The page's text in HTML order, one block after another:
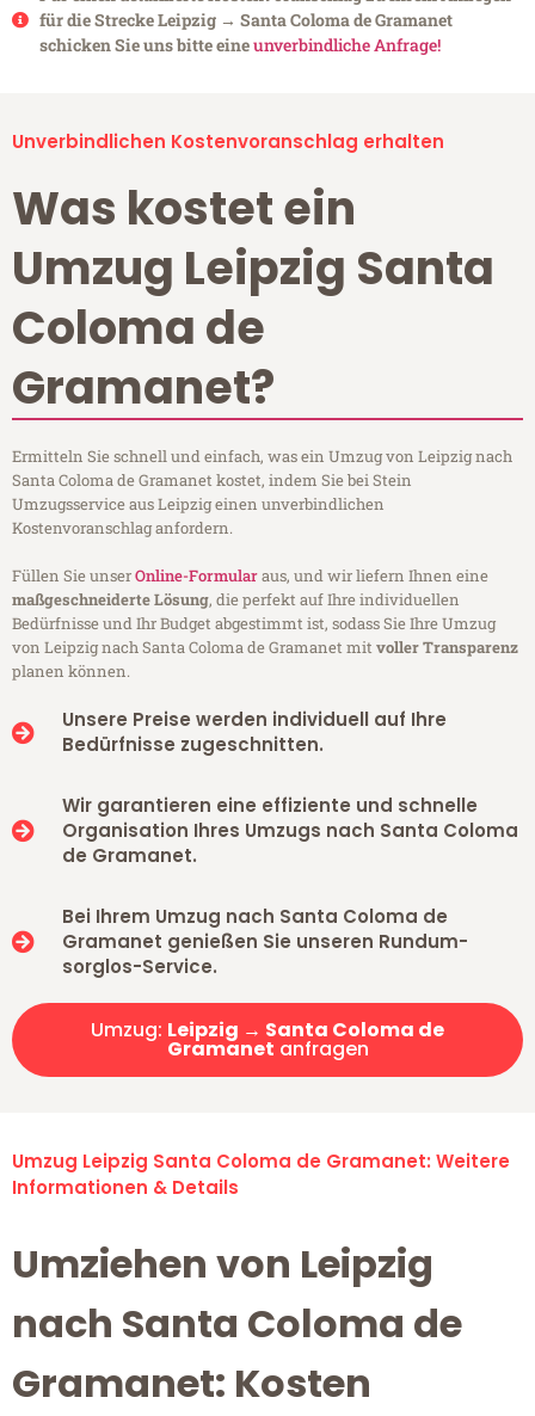
für die Strecke Leipzig → Santa Coloma de Gramanet
schicken Sie uns bitte eineunverbindliche Anfrage!
Unverbindlichen Kostenvoranschlag erhalten
Was kostet ein
Umzug Leipzig Santa
Coloma de
Gramanet?
Ermitteln Sie schnell und einfach, was ein Umzug von Leipzig nach
Santa Coloma de Gramanet kostet, indem Sie bei Stein
Umzugsservice aus Leipzig einen unverbindlichen
Kostenvoranschlag anfordern.
Füllen Sie unserOnline-Formularaus, und wir liefern Ihnen eine
maßgeschneiderte Lösung, die perfekt auf Ihre individuellen
Bedürfnisse und Ihr Budget abgestimmt ist, sodass Sie Ihre Umzug
von Leipzig nach Santa Coloma de Gramanet mitvoller Transparenz
planen können.
Unsere Preise werden individuell auf Ihre
Bedürfnisse zugeschnitten.
Wir garantieren eine effiziente und schnelle
Organisation Ihres Umzugs nach Santa Coloma
de Gramanet.
Bei Ihrem Umzug nach Santa Coloma de
Gramanet genießen Sie unseren Rundum-
sorglos-Service.
Umzug: Leipzig → Santa Coloma de
Gramanet anfragen
Umzug Leipzig Santa Coloma de Gramanet: Weitere
Informationen & Details
Umziehen von Leipzig
nach Santa Coloma de
Gramanet: Kosten